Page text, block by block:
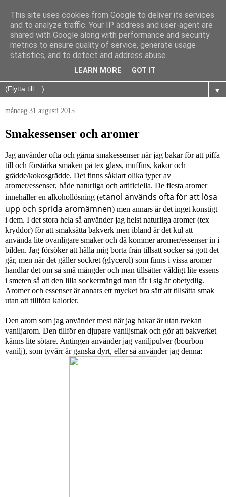
▼
måndag 31 augusti 2015
Smakessenser och aromer
Jag använder ofta och gärna smakessenser när jag bakar för att piffa
till och förstärka smaken på tex glass, muffins, kakor och
grädde/kokosgrädde. Det finns såklart olika typer av
aromer/essenser, både naturliga och artificiella. De flesta aromer
innehåller en alkohollösning (etanol används ofta för att lösa
upp och sprida aromämnen) men annars är det inget konstigt
i dem. I det stora hela så använder jag helst naturliga aromer (tex
kryddor) för att smaksätta bakverk men ibland är det kul att
använda lite ovanligare smaker och då kommer aromer/essenser in i
bilden. Jag försöker att hålla mig borta från tillsatt socker så gott det
går, men när det gäller sockret (glycerol) som finns i vissa aromer
handlar det om så små mängder och man tillsätter väldigt lite essens
i smeten så att den lilla sockermängd man får i sig är obetydlig.
Aromer och essenser är annars ett mycket bra sätt att tillsätta smak
utan att tillföra kalorier.
Den arom som jag använder mest när jag bakar är utan tvekan
vaniljarom. Den tillför en djupare vaniljsmak och gör att bakverket
känns lite sötare. Antingen använder jag vaniljpulver (bourbon
vanilj), som tyvärr är ganska dyrt, eller så använder jag denna:
This site uses cookies from Google to deliver its services
and to analyze traffic. Your IP address and user-agent are
shared with Google along with performance and security
metrics to ensure quality of service, generate usage
statistics, and to detect and address abuse.
LEARN MORE GOT IT